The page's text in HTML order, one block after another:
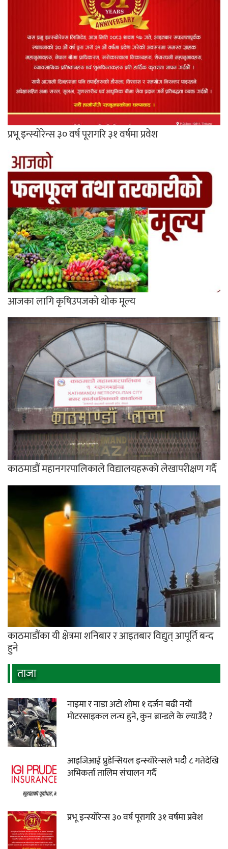
प्रभू इन्स्योरेन्स ३० वर्ष पूरागरि ३१ वर्षमा प्रवेश
आजका लागि कृषिउपजको थोक मूल्य
काठमाडौं महानगरपालिकाले विद्यालयहरूको लेखापरीक्षण गर्दै
काठमाडौंका यी क्षेत्रमा शनिबार र आइतबार विद्युत् आपूर्ति बन्द
हुने
ताजा
नाइमा र नाडा अटो शोमा १ दर्जन बढी नयाँ
मोटरसाइकल लन्च हुने, कुन ब्रान्डले के ल्याउँदै ?
आइजिआई प्रुडेन्सियल इन्स्योरेन्सले भदौ ८ गतेदेखि
अभिकर्ता तालिम संचालन गर्दै
प्रभू इन्स्योरेन्स ३० वर्ष पूरागरि ३१ वर्षमा प्रवेश